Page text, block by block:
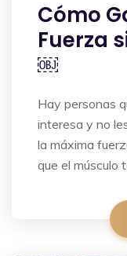
Cómo
Fuerza
￼
Hay personas
interesa y no
la máxima
que el músculo